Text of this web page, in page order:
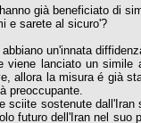
già beneficiato di
e sarete al sicuro'?
un'innata
lanciato un
allora la misura é già
preoccupante.
sostenute
futuro dell'Iran nel suo